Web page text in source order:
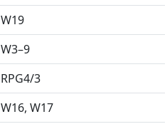
W19
W3–9
RPG4/3
W16 W17